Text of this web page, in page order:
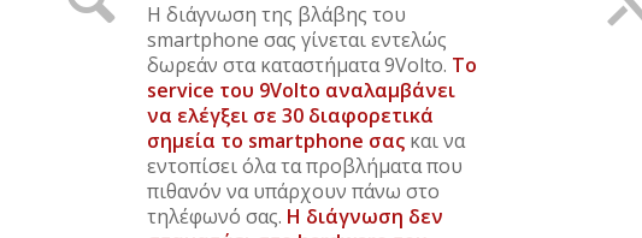
Η διάγνωση της βλάβης του
smartphone σας γίνεται εντελώς
δωρεάν στα καταστήματα 9Volto. Το
service του 9Volto αναλαμβάνει
να ελέγξει σε 30 διαφορετικά
σημεία το smartphone σας και να
εντοπίσει όλα τα προβλήματα που
πιθανόν να υπάρχουν πάνω στο
τηλέφωνό σας. Η διάγνωση δεν